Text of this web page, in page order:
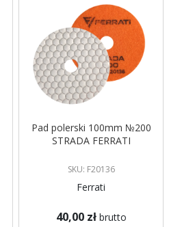
Pad polerski 100mm №200
STRADA FERRATI
SKU: F20136
Ferrati
40,00 zł brutto